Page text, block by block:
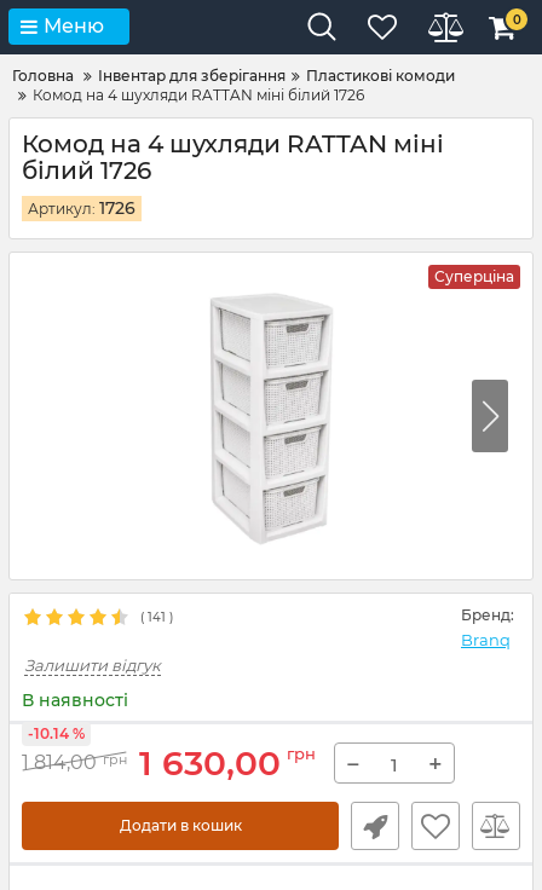
Меню 0
Головна Інвентар для зберігання
Пластикові комоди
Комод на 4 шухляди RATTAN міні білий 1726
Комод на 4 шухляди RATTAN міні
білий 1726
Артикул: 1726
Суперціна
( 141 ) Бренд:
Branq
Залишити відгук
В наявності
1 814,00 грн 1 630,00 грн
-10.14 %
− +
Додати в кошик